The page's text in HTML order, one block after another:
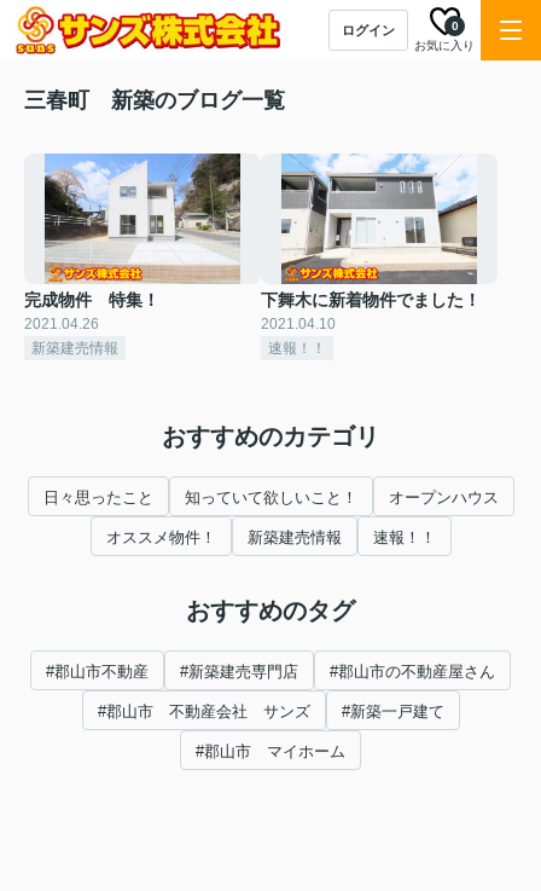
ログイン
お気に入り
0
三春町 新築のブログ一覧
完成物件 特集！
2021.04.26
新築建売情報
下舞木に新着物件でました！
2021.04.10
速報！！
おすすめのカテゴリ
日々思ったこと 知っていて欲しいこと！ オープンハウス
オススメ物件！ 新築建売情報 速報！！
おすすめのタグ
#郡山市不動産 #新築建売専門店 #郡山市の不動産屋さん
#郡山市 不動産会社 サンズ #新築一戸建て
#郡山市 マイホーム